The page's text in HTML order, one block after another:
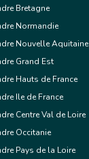
Bretagne
Normandie
Nouvelle Aquitaine
Grand Est
Hauts de France
Ile de France
Centre Val de Loire
Occitanie
Pays de la Loire